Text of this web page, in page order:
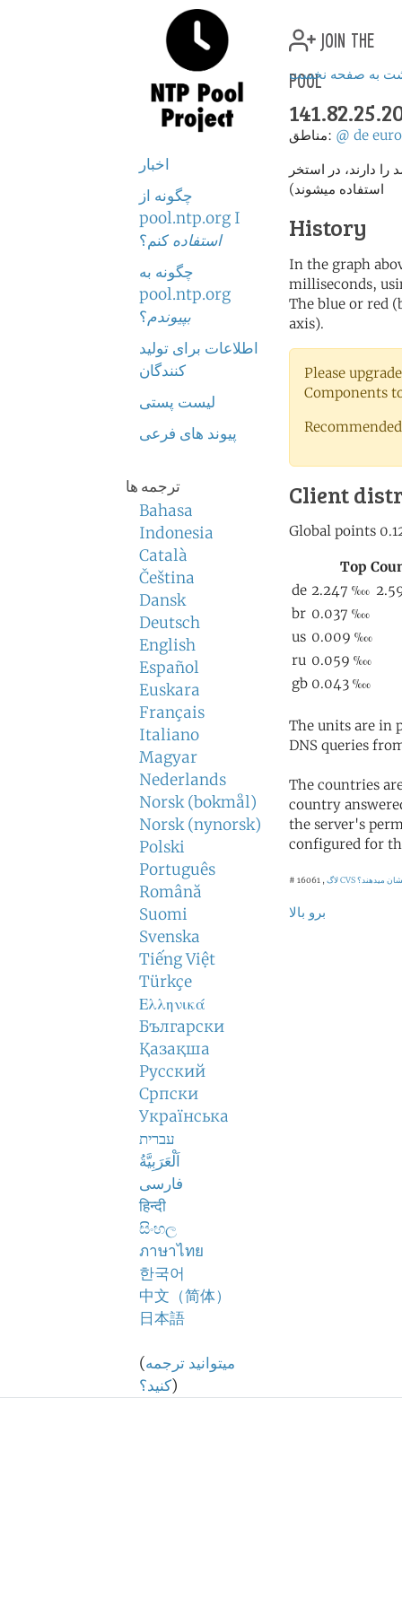
اخبار
چگونه از
pool.ntp.org I
استفاده کنم؟
چگونه به
pool.ntp.org
بپیوندم؟
اطلاعات برای تولید
کنندگان
لیست پستی
پیوند های فرعی
ترجمه ها
Bahasa
Indonesia
Català
Čeština
Dansk
Deutsch
English
Español
Euskara
Français
Italiano
Magyar
Nederlands
Norsk (bokmål)
Norsk (nynorsk)
Polski
Português
Română
Suomi
Svenska
Tiếng Việt
Türkçe
Ελληνικά
Български
Қазақша
Русский
Српски
Українська
עברית
اَلْعَرَبِيَّةُ
فارسی
हिन्दी
සිංහල
ภาษาไทย
한국어
中文（简体）
日本語
(میتوانید ترجمه
کنید؟)
join the
pool
به صفحه نخست
مناطق: @ de
(فقط سرور هایی که امتیاز بالای 2 درصد را دارند، در استخر
استفاده میشوند)
History
In the graph
milliseconds,
The blue or red
axis).
Please
Components
Client
The units are in
DNS queries
The countries
country
the server's
configured for
# 16061 , لاگ CVSمیدهند؟
برو بالا